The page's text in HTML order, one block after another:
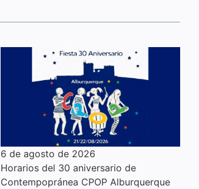
6 de agosto de 2026
Horarios del 30 aniversario de
Contempopránea CPOP Alburquerque